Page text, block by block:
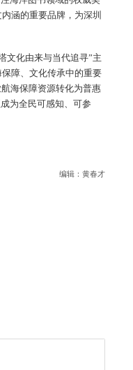
涵的重要品牌，为深圳
文化由来与当代追寻”主
障、文化传承中的重要
海保障资源转化为普惠
为全民可感知、可参
编辑：黄春才